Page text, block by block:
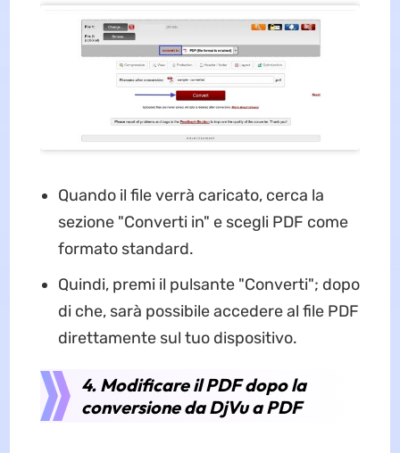
Quando il file verrà caricato, cerca la
sezione "Converti in" e scegli PDF come
formato standard.
Quindi, premi il pulsante "Converti"; dopo
di che, sarà possibile accedere al file PDF
direttamente sul tuo dispositivo.
4. Modificare il PDF dopo la
conversione da DjVu a PDF